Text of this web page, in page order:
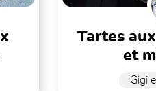
tartes aux reines claudes
et
Gigi